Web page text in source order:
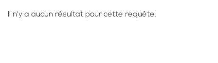
Il n'y a aucun résultat pour cette requête.